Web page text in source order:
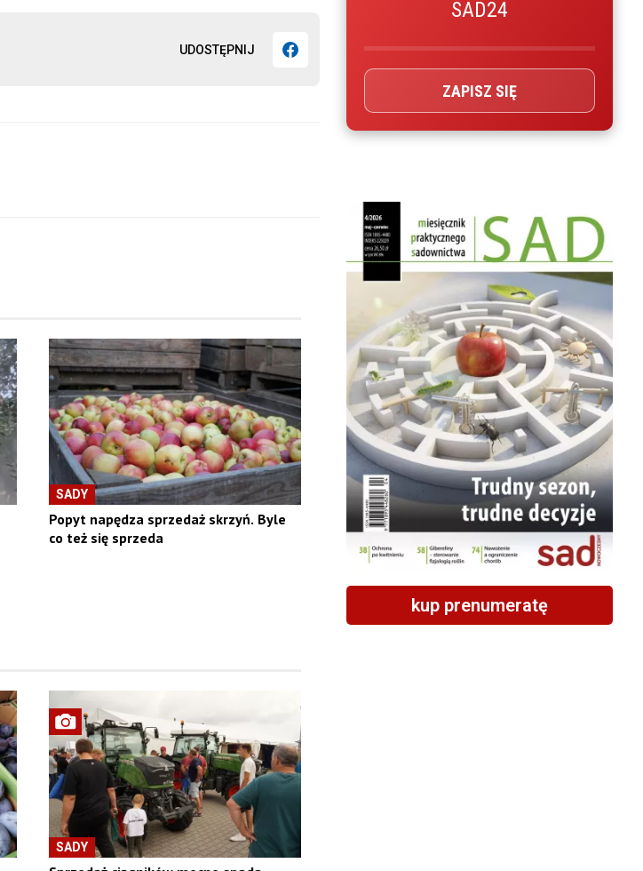
UDOSTĘPNIJ
SADY
Popyt napędza sprzedaż skrzyń. Byle
co też się sprzeda
SADY
SAD24
ZAPISZ SIĘ
kup prenumeratę